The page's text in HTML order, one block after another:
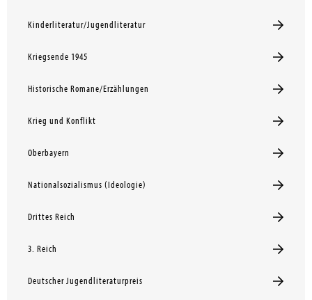
Kinderliteratur/Jugendliteratur
Kriegsende 1945
Historische Romane/Erzählungen
Krieg und Konflikt
Oberbayern
Nationalsozialismus (Ideologie)
Drittes Reich
3. Reich
Deutscher Jugendliteraturpreis